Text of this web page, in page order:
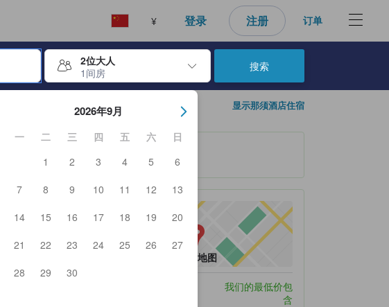
¥ 登录 注册 订单
2位大人
1间房
入住和退房日期。使用 Enter 键选择日期后，入住日期将被选择。重复相同操作以选择
2026年9月
一 二 三 四 五 六
日
1
2 3 4 5
6
7
8 9 10 11 12
13
14
15 16 17 18 19
20
21
22 23 24 25 26
27
28
29 30
搜索
显示那须酒店住宿
打开地图
我们的最低价包
含